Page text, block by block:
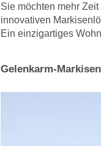
Sie möchten mehr
innovativen
Ein einzigartiges
Gelenkarm-Markisen